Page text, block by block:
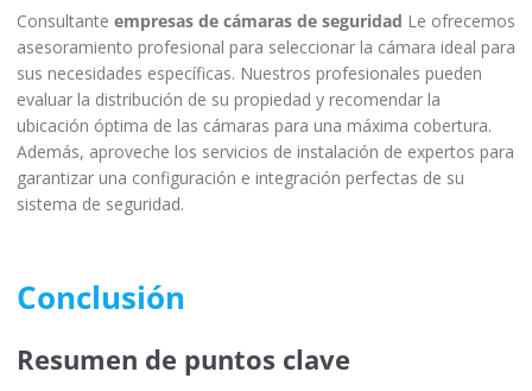
Consultante empresas de cámaras de seguridad Le ofrecemos
asesoramiento profesional para seleccionar la cámara ideal para
sus necesidades específicas. Nuestros profesionales pueden
evaluar la distribución de su propiedad y recomendar la
ubicación óptima de las cámaras para una máxima cobertura.
Además, aproveche los servicios de instalación de expertos para
garantizar una configuración e integración perfectas de su
sistema de seguridad.
Conclusión
Resumen de puntos clave